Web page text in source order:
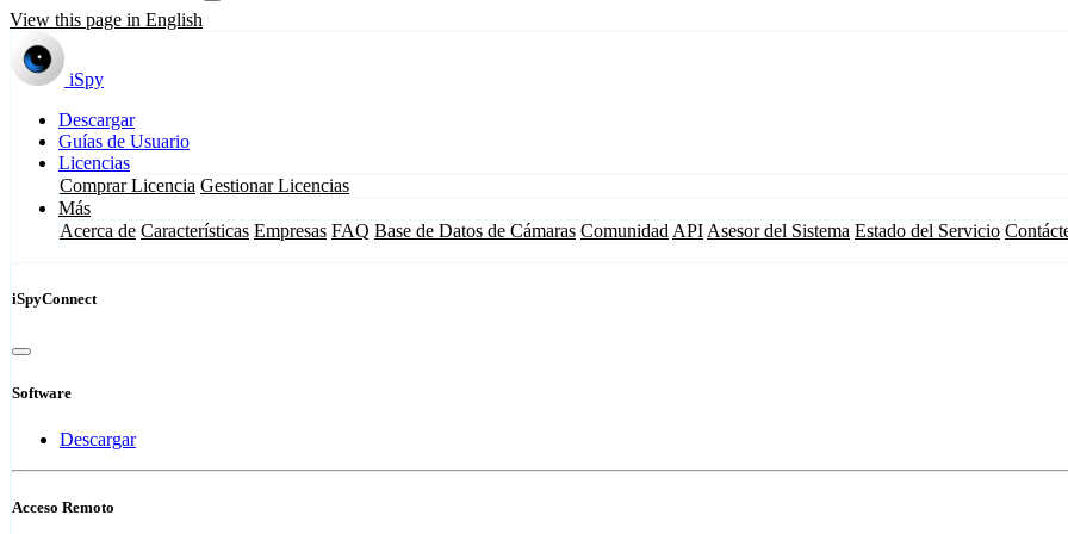
View this page in English
iSpy
Descargar
Guías de Usuario
Licencias
Comprar Licencia Gestionar Licencias
Más
Acerca de Características Empresas FAQ Base de Datos de Cámaras Comunidad API Asesor del Sistema Estado del Servicio
iSpyConnect
Software
Descargar
Acceso Remoto